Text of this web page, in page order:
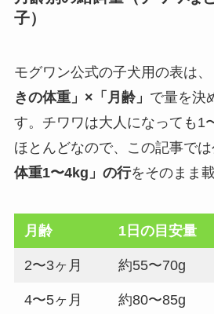
子）
モグワン公式の子犬用の表は、
きの体重」×「月齢」 で量を決
す。チワワは大人になっても1
ほとんどなので、この記事で
体重1〜4kg」の行をそのまま
月齢 1日の目安量
2〜3ヶ月 約55〜70g
4〜5ヶ月 約80〜85g